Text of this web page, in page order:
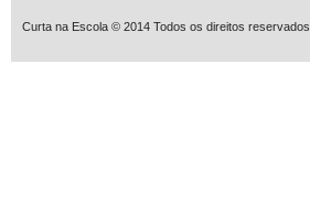
Curta na Escola © 2014 Todos os direitos reservados.